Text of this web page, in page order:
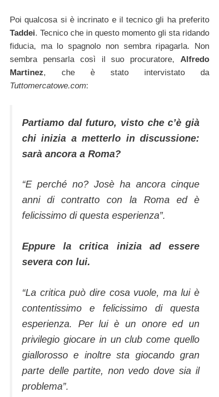
Poi qualcosa si è incrinato e il tecnico gli ha preferito
Taddei. Tecnico che in questo momento gli sta ridando
fiducia, ma lo spagnolo non sembra ripagarla.
Non
sembra pensarla così il suo procuratore, Alfredo
Martinez, che è stato intervistato da
Tuttomercatowe.com:
Partiamo dal futuro, visto che c’è già
chi inizia a metterlo in discussione:
sarà ancora a Roma?
“E perché no? Josè ha ancora cinque
anni di contratto con la Roma ed è
felicissimo di questa esperienza”.
Eppure la critica inizia ad essere
severa con lui.
“La critica può dire cosa vuole, ma lui è
contentissimo e felicissimo di questa
esperienza. Per lui è un onore ed un
privilegio giocare in un club come quello
giallorosso e inoltre sta giocando gran
parte delle partite, non vedo dove sia il
problema”.